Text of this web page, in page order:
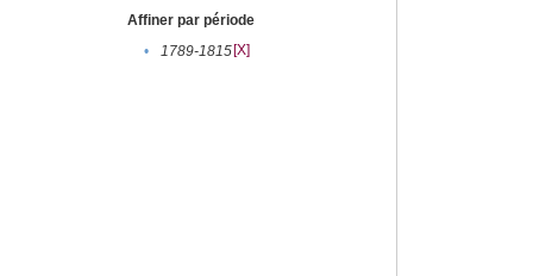
Affiner par période
•
1789-1815[X]